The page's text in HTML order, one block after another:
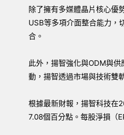
除了擁有多媒體晶片核心優
USB等多項介面整合能力，
合。
此外，揚智強化與ODM與
動，揚智透過市場與技術雙
根據最新財報，揚智科技在
7.08個百分點。每股淨損（